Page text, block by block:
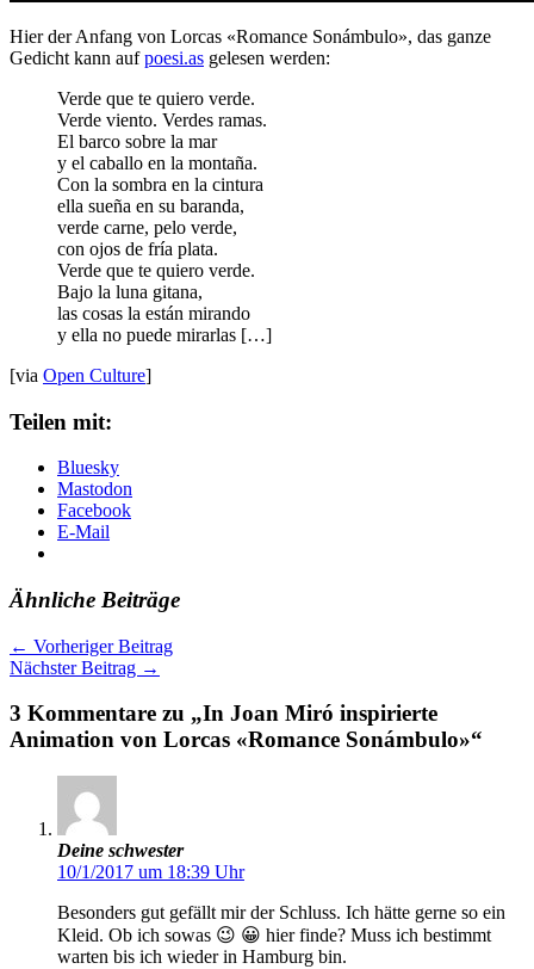
Hier der Anfang von Lorcas «Romance Sonámbulo», das ganze
Gedicht kann aufpoesi.as gelesen werden:
Verde que te quiero verde.
Verde viento. Verdes ramas.
El barco sobre la mar
y el caballo en la montaña.
Con la sombra en la cintura
ella sueña en su baranda,
verde carne, pelo verde,
con ojos de fría plata.
Verde que te quiero verde.
Bajo la luna gitana,
las cosas la están mirando
y ella no puede mirarlas […]
[via Open Culture]
Teilen mit:
Bluesky
Mastodon
Facebook
E-Mail
Ähnliche Beiträge
← Vorheriger Beitrag
Nächster Beitrag →
3 Kommentare zu „In Joan Miró inspirierte
Animation von Lorcas «Romance Sonámbulo»“
Deine schwester
10/1/2017 um 18:39 Uhr
Besonders gut gefällt mir der Schluss. Ich hätte gerne so ein
Kleid. Ob ich sowas 😉 😀 hier finde? Muss ich bestimmt
warten bis ich wieder in Hamburg bin.